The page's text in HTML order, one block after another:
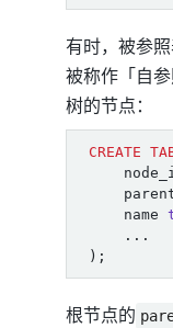
有时，被参
被称作「自
树的节点：
CREATE
name
...
);
根节点的